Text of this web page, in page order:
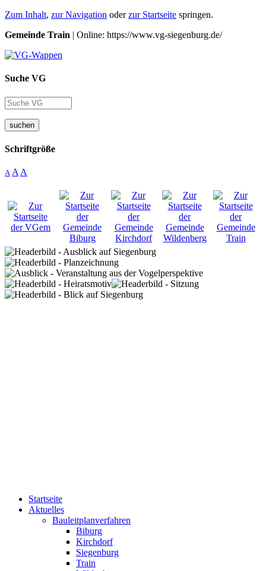
Zum Inhalt, zur Navigation oderzur Startseite springen.
Gemeinde Train | Online: https://www.vg-siegenburg.de/
Suche VG
suchen
Schriftgröße
A A A
Startseite
Aktuelles
Bauleitplanverfahren
Biburg
Kirchdorf
Siegenburg
Train